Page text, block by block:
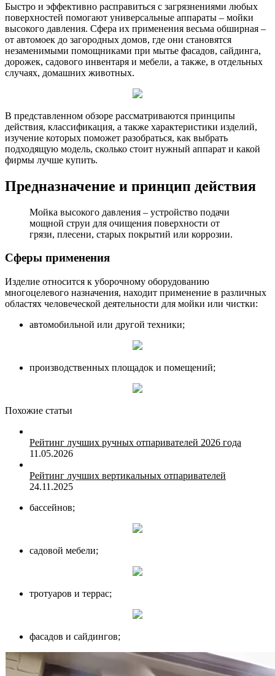
Быстро и эффективно расправиться с загрязнениями любых
поверхностей помогают универсальные аппараты – мойки
высокого давления. Сфера их применения весьма обширная –
от автомоек до загородных домов, где они становятся
незаменимыми помощниками при мытье фасадов, сайдинга,
дорожек, садового инвентаря и мебели, а также, в отдельных
случаях, домашних животных.
В представленном обзоре рассматриваются принципы
действия, классификация, а также характеристики изделий,
изучение которых поможет разобраться, как выбрать
подходящую модель, сколько стоит нужный аппарат и какой
фирмы лучше купить.
Предназначение и принцип действия
Мойка высокого давления – устройство подачи
мощной струи для очищения поверхности от
грязи, плесени, старых покрытий или коррозии.
Сферы применения
Изделие относится к уборочному оборудованию
многоцелевого назначения, находит применение в различных
областях человеческой деятельности для мойки или чистки:
автомобильной или другой техники;
производственных площадок и помещений;
Похожие статьи
Рейтинг лучших ручных отпаривателей 2026 года
11.05.2026
Рейтинг лучших вертикальных отпаривателей
24.11.2025
бассейнов;
садовой мебели;
тротуаров и террас;
фасадов и сайдингов;